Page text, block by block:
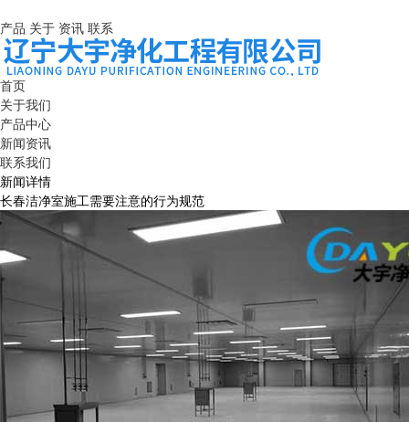
产品 关于 资讯 联系
首页
关于我们
产品中心
新闻资讯
联系我们
新闻详情
长春洁净室施工需要注意的行为规范